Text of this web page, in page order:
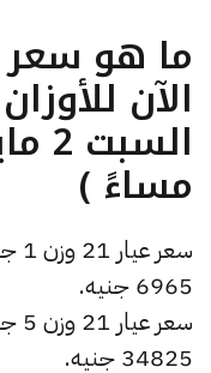
الآن
مساءً )
6965 جنيه.
34825 جنيه.